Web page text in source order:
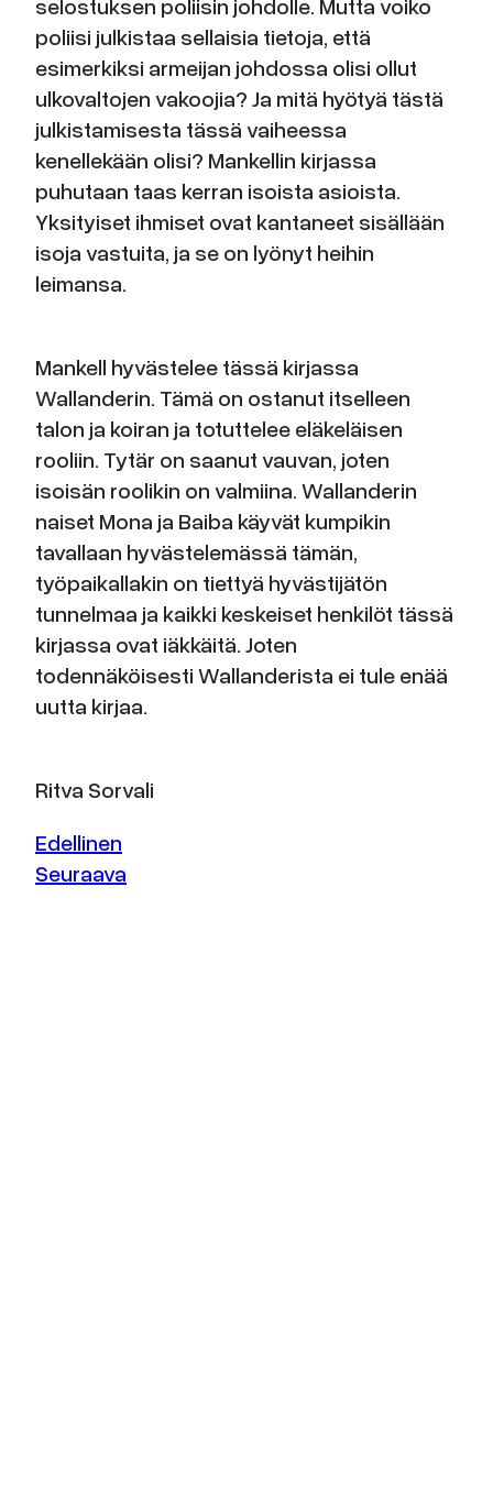
selostuksen poliisin johdolle. Mutta voiko
poliisi julkistaa sellaisia tietoja, että
esimerkiksi armeijan johdossa olisi ollut
ulkovaltojen vakoojia? Ja mitä hyötyä tästä
julkistamisesta tässä vaiheessa
kenellekään olisi? Mankellin kirjassa
puhutaan taas kerran isoista asioista.
Yksityiset ihmiset ovat kantaneet sisällään
isoja vastuita, ja se on lyönyt heihin
leimansa.
Mankell hyvästelee tässä kirjassa
Wallanderin. Tämä on ostanut itselleen
talon ja koiran ja totuttelee eläkeläisen
rooliin. Tytär on saanut vauvan, joten
isoisän roolikin on valmiina. Wallanderin
naiset Mona ja Baiba käyvät kumpikin
tavallaan hyvästelemässä tämän,
työpaikallakin on tiettyä hyvästijätön
tunnelmaa ja kaikki keskeiset henkilöt tässä
kirjassa ovat iäkkäitä. Joten
todennäköisesti Wallanderista ei tule enää
uutta kirjaa.
Ritva Sorvali
Edellinen
Seuraava